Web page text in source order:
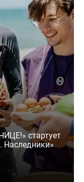
стартует
Наследники»